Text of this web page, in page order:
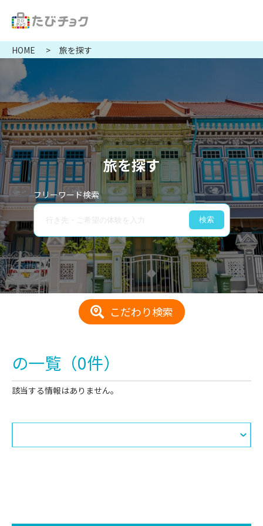
HOME 旅を探す
旅を探す
フリーワード検索
検索
の一覧 （0件）
該当する情報はありません。
こだわり検索